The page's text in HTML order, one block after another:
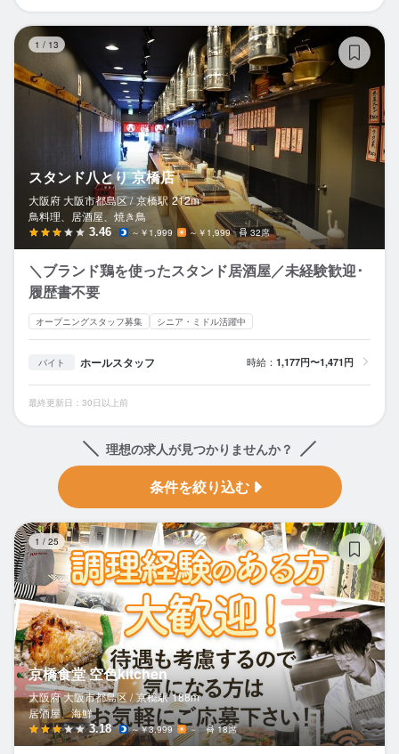
1 / 13
スタンド八とり 京橋店
大阪府 大阪市都島区 / 京橋駅 212m
鳥料理、居酒屋、焼き鳥
3.46 ～￥1,999 ～￥1,999 32席
＼ブランド鶏を使ったスタンド居酒屋／未経験歓迎･
履歴書不要
オープニングスタッフ募集 シニア・ミドル活躍中
バイト ホールスタッフ 時給： 1,177円〜1,471円
最終更新日：30日以上前
理想の求人が見つかりませんか？
条件を絞り込む
1 / 25
京橋食堂 空色kitchen
大阪府 大阪市都島区 / 京橋駅 188m
居酒屋、海鮮
3.18 ～￥3,999 － 18席